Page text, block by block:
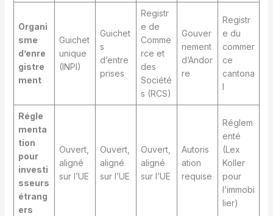
Organi
sme
d’enre
gistre
ment
Guichet
unique
(INPI)
Guichet
s
d’entre
prises
Registr
e de
Comme
rce et
des
Société
s (RCS)
Gouver
nement
d’Andor
re
Registr
e du
commer
ce
cantona
l
Régle
menta
tion
pour
investi
sseurs
étrang
ers
Ouvert,
aligné
sur l’UE
Ouvert,
aligné
sur l’UE
Ouvert,
aligné
sur l’UE
Autoris
ation
requise
Réglem
enté
(Lex
Koller
pour
l’immobi
lier)